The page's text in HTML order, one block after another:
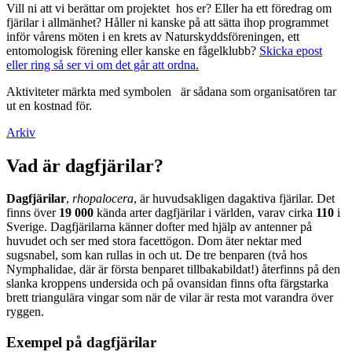
Vill ni att vi berättar om projektet hos er? Eller ha ett föredrag om
fjärilar i allmänhet? Håller ni kanske på att sätta ihop programmet
inför vårens möten i en krets av Naturskyddsföreningen, ett
entomologisk förening eller kanske en fågelklubb? Skicka epost
eller ring så ser vi om det går att ordna.
Aktiviteter märkta med symbolen
är sådana som organisatören tar
ut en kostnad för.
Arkiv
Vad är dagfjärilar?
Dagfjärilar, rhopalocera, är huvudsakligen dagaktiva fjärilar. Det
finns över 19 000 kända arter dagfjärilar i världen, varav cirka 110 i
Sverige. Dagfjärilarna känner dofter med hjälp av antenner på
huvudet och ser med stora facettögon. Dom äter nektar med
sugsnabel, som kan rullas in och ut. De tre benparen (två hos
Nymphalidae, där är första benparet tillbakabildat!) återfinns på den
slanka kroppens undersida och på ovansidan finns ofta färgstarka
brett triangulära vingar som när de vilar är resta mot varandra över
ryggen.
Exempel på dagfjärilar